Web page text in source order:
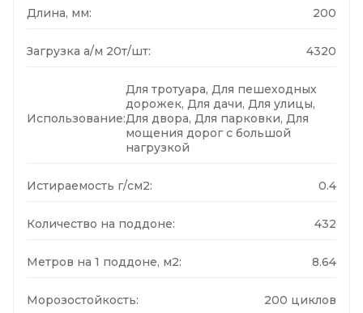
Длина, мм: 200
Загрузка а/м 20т/шт: 4320
Использование:
Для тротуара, Для пешеходных
дорожек, Для дачи, Для улицы,
Для двора, Для парковки, Для
мощения дорог с большой
нагрузкой
Истираемость г/см2: 0.4
Количество на поддоне: 432
Метров на 1 поддоне, м2: 8.64
Морозостойкость: 200 циклов